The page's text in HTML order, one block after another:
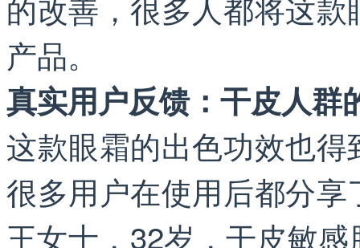
产品。
真实用户反馈：干皮人群
这款眼霜的出色功效也
很多用户在使用后都分
王女士，32岁，干皮敏